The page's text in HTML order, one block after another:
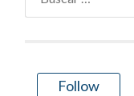
Follow